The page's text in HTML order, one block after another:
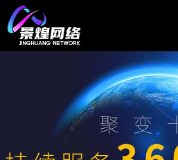
小程序开发